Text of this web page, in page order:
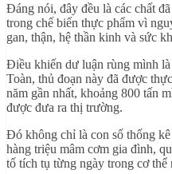
Đáng nói, đây đều là các chất
trong chế biến thực phẩm vì
gan, thận, hệ thần kinh và sức
Điều khiến dư luận rùng mình
Toàn, thủ đoạn này đã được
năm gần nhất, khoảng 800 tấn
được đưa ra thị trường.
Đó không chỉ là con số thống
hàng triệu mâm cơm gia đình,
tố tích tụ từng ngày trong cơ thể